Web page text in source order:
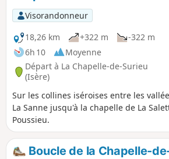
Visorandonneur
18,26 km
+322 m
-322 m
6h 10
Moyenne
Départ à La Chapelle-de-Surieu
(Isère)
Sur les collines iséroises entre les
La Sanne jusqu'à la chapelle de La
Poussieu.
Boucle de la Chapelle-